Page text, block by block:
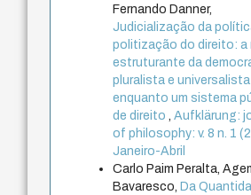
Fernando Danner,
Judicialização da
politização do direito: a
estruturante da
pluralista e universalista
enquanto um sistema
de direito,Aufklärung:
of philosophy: v. 8 n. 1
Janeiro-Abril
Carlo Paim Peralta,
Bavaresco, Da